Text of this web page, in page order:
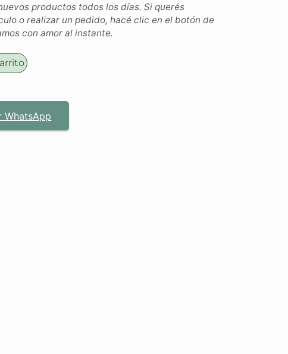
productos todos los días. Si querés
o realizar un pedido, hacé clic en el botón de
con amor al instante.
WhatsApp